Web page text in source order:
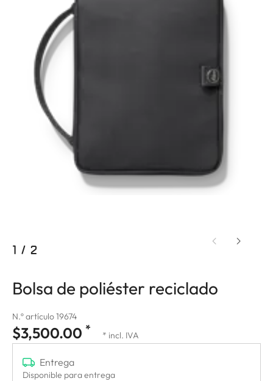
1 / 2
Bolsa de poliéster reciclado
N.º artículo 19674
$3,500.00 * * incl. IVA
Entrega
Disponible para entrega